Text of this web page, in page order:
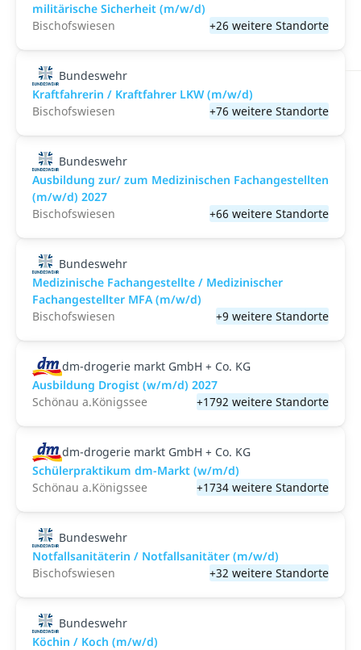
militärische Sicherheit (m/w/d)
Bischofswiesen
+26 weitere Standorte
Bundeswehr
Kraftfahrerin / Kraftfahrer LKW (m/w/d)
Bischofswiesen
+76 weitere Standorte
Bundeswehr
Ausbildung zur/ zum Medizinischen Fachangestellten
(m/w/d) 2027
Bischofswiesen
+66 weitere Standorte
Bundeswehr
Medizinische Fachangestellte / Medizinischer
Fachangestellter MFA (m/w/d)
Bischofswiesen
+9 weitere Standorte
dm-drogerie markt GmbH + Co. KG
Ausbildung Drogist (w/m/d) 2027
Schönau a.Königssee
+1792 weitere Standorte
dm-drogerie markt GmbH + Co. KG
Schülerpraktikum dm-Markt (w/m/d)
Schönau a.Königssee
+1734 weitere Standorte
Bundeswehr
Notfallsanitäterin / Notfallsanitäter (m/w/d)
Bischofswiesen
+32 weitere Standorte
Bundeswehr
Köchin / Koch (m/w/d)